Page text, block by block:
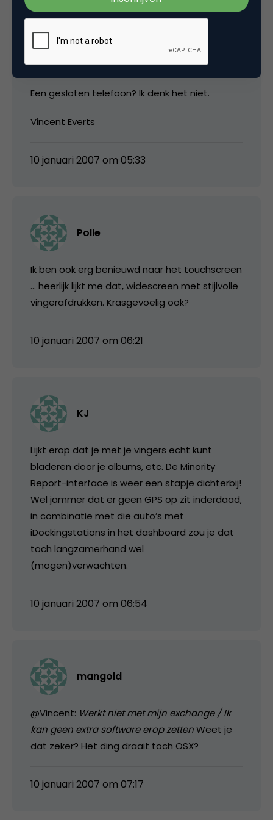
– Werkt niet met mijn exchange.
– Ik kan geen extra software erop zetten
zoals instant messaging.
Een gesloten telefoon? Ik denk het niet.
Vincent Everts
10 januari 2007 om 05:33
Polle
Ik ben ook erg benieuwd naar het touchscreen
… heerlijk lijkt me dat, widescreen met stijlvolle
vingerafdrukken. Krasgevoelig ook?
10 januari 2007 om 06:21
KJ
Lijkt erop dat je met je vingers echt kunt
bladeren door je albums, etc. De Minority
Report-interface is weer een stapje dichterbij!
Wel jammer dat er geen GPS op zit inderdaad,
in combinatie met die auto’s met
iDockingstations in het dashboard zou je dat
toch langzamerhand wel
(mogen)verwachten.
10 januari 2007 om 06:54
mangold
@Vincent: Werkt niet met mijn exchange / Ik
kan geen extra software erop zettenWeet je
dat zeker? Het ding draait toch OSX?
10 januari 2007 om 07:17